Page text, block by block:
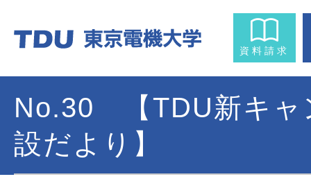
資料請求
No.30 【TDU新キャ
設だより】